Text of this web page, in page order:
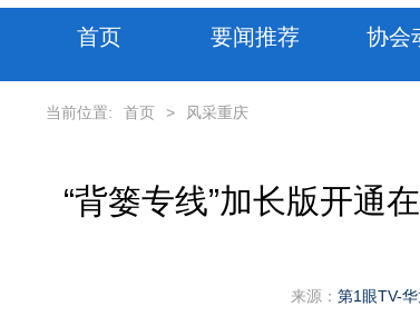
首页 要闻推荐 协会
当前位置: 首页 > 风采重庆
“背篓专线”加长版开通
来源： 第1眼TV-华